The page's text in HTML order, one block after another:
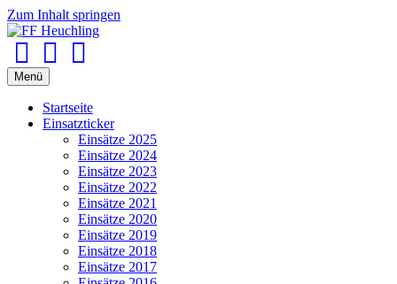
Zum Inhalt springen
Menü
Startseite
Einsatzticker
Einsätze 2025
Einsätze 2024
Einsätze 2023
Einsätze 2022
Einsätze 2021
Einsätze 2020
Einsätze 2019
Einsätze 2018
Einsätze 2017